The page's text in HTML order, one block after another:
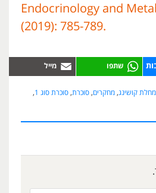
Endocrinology and
(2019): 785-789.
מחלת קושינג, מחקרים, סוכרת, סוכרת סוג 1
,